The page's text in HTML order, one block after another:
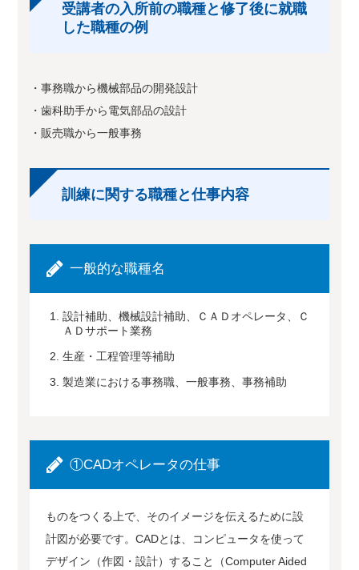
受講者の入所前の職種と修了後に就職
した職種の例
・事務職から機械部品の開発設計
・歯科助手から電気部品の設計
・販売職から一般事務
訓練に関する職種と仕事内容
一般的な職種名
設計補助、機械設計補助、ＣＡＤオペレータ、Ｃ
ＡＤサポート業務
生産・工程管理等補助
製造業における事務職、一般事務、事務補助
①CADオペレータの仕事
ものをつくる上で、そのイメージを伝えるために設
計図が必要です。CADとは、コンピュータを使って
デザイン（作図・設計）すること（Computer Aided